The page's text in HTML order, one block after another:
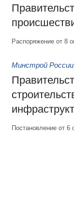
Распоряжение от 8
Минстрой России
Постановление от 6